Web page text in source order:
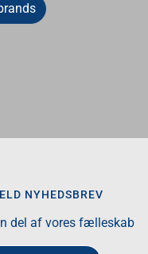
NYHEDSBREV
del af vores fælleskab